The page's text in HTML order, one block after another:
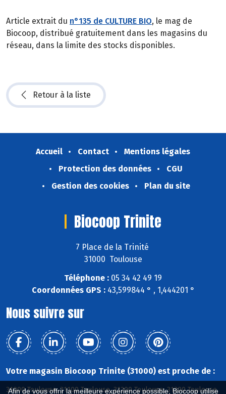
Afin de vous offrir la meilleure expérience possible, Biocoop utilise
Article extrait du n°135 de CULTURE BIO, le mag de
Biocoop, distribué gratuitement dans les magasins du
réseau, dans la limite des stocks disponibles.
Retour à la liste
Accueil Contact
Mentions légales
Protection des données
CGU
Gestion des cookies
Plan du site
Biocoop Trinite
7 Place de la Trinité
31000 Toulouse
Téléphone : 05 34 42 49 19
Coordonnées GPS :43,599844 ° , 1,444201 °
Nous suivre sur
Votre magasin Biocoop Trinite (31000) est proche de :
31000 Toulouse, 31100 Toulouse, 31200 Toulouse, 31300 Toulouse,